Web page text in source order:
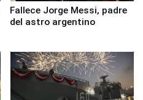
Fallece Jorge Messi, padre
del astro argentino